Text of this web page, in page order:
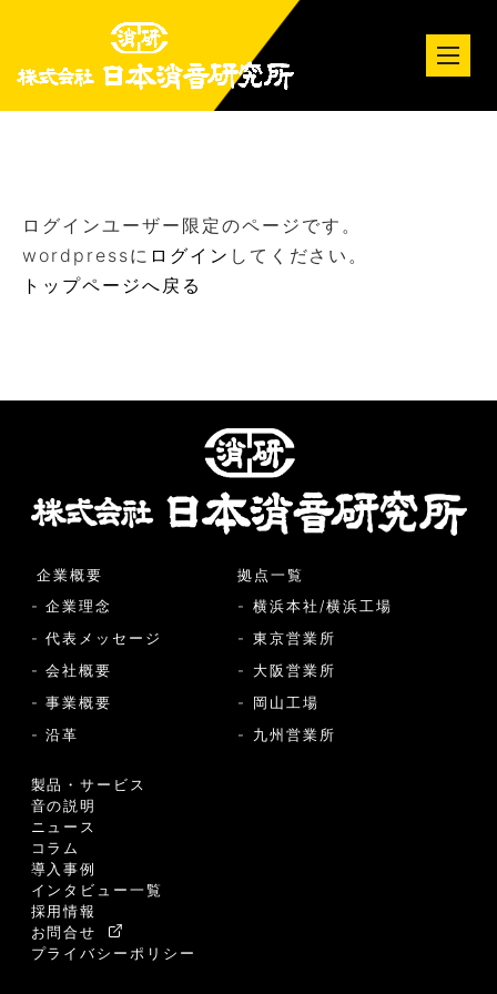
ログインユーザー限定のページです。
wordpressに ログイン してください。
トップページへ戻る
企業概要
- 企業理念
- 代表メッセージ
- 会社概要
- 事業概要
- 沿革
製品・サービス
音の説明
ニュース
コラム
導入事例
インタビュー一覧
採用情報
お問合せ
プライバシーポリシー
拠点一覧
- 横浜本社/横浜工場
- 東京営業所
- 大阪営業所
- 岡山工場
- 九州営業所